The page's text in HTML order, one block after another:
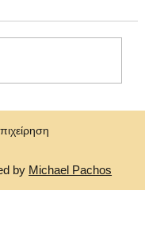
by Michael Pachos